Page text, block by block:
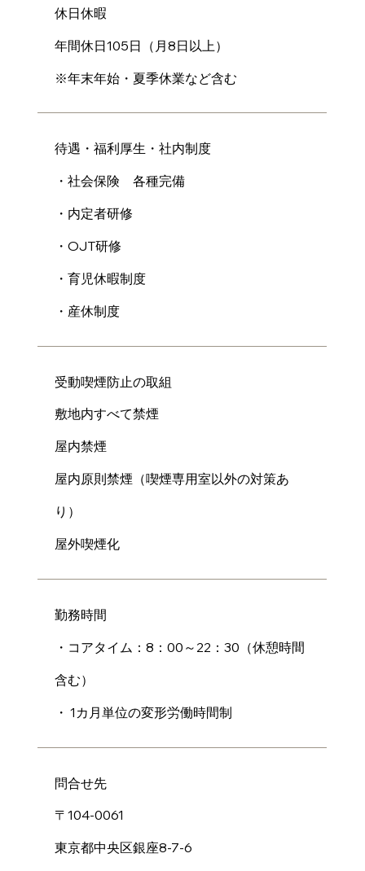
休日休暇
年間休日105日（月8日以上）
※年末年始・夏季休業など含む
待遇・福利厚生・社内制度
・社会保険 各種完備
・内定者研修
・OJT研修
・育児休暇制度
・産休制度
受動喫煙防止の取組
敷地内すべて禁煙
屋内禁煙
屋内原則禁煙（喫煙専用室以外の対策あ
り）
屋外喫煙化
勤務時間
・コアタイム：8：00～22：30（休憩時間
含む）
・ 1カ月単位の変形労働時間制
問合せ先
〒104-0061
東京都中央区銀座8-7-6